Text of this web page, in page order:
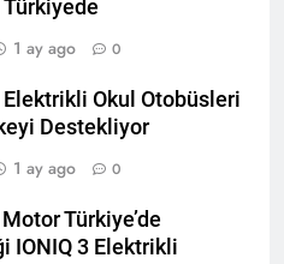
Türkiyede
1 ay ago 0
Okul Otobüsleri
Destekliyor
1 ay ago 0
Türkiye’de
IONIQ 3 Elektrikli